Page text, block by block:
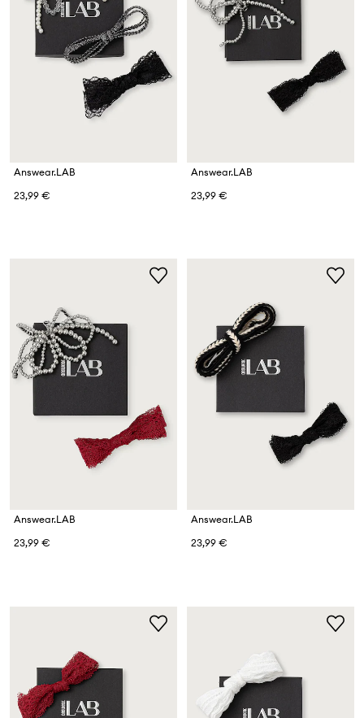
Answear.LAB
23,99 €
Answear.LAB
23,99 €
Answear.LAB
23,99 €
Answear.LAB
23,99 €